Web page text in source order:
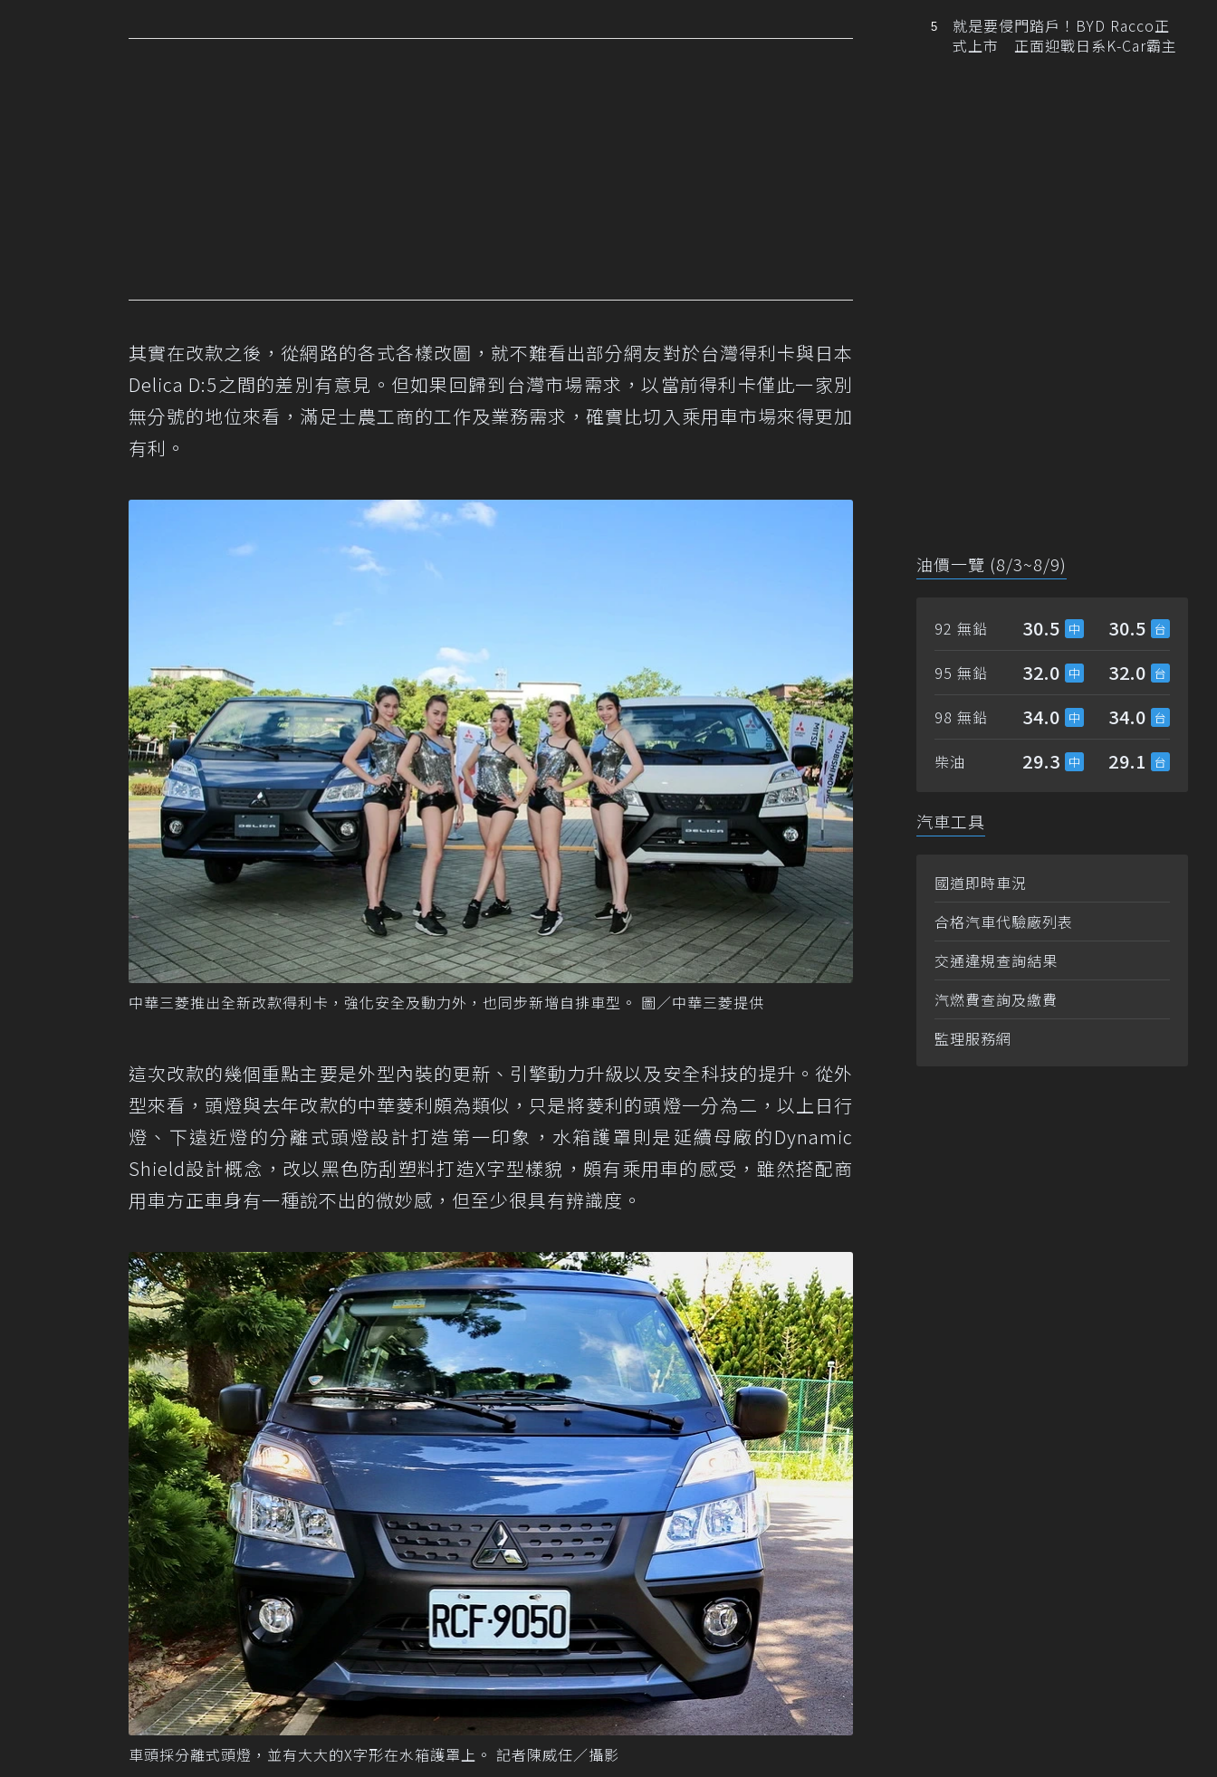
其實在改款之後，從網路的各式各樣改圖，就不難看出部分網友對於台灣得利卡與日本
Delica D:5之間的差別有意見。但如果回歸到台灣市場需求，以當前得利卡僅此一家別
無分號的地位來看，滿足士農工商的工作及業務需求，確實比切入乘用車市場來得更加
有利。
中華三菱推出全新改款得利卡，強化安全及動力外，也同步新增自排車型。 圖／中華三菱提供
這次改款的幾個重點主要是外型內裝的更新、引擎動力升級以及安全科技的提升。從外
型來看，頭燈與去年改款的中華菱利頗為類似，只是將菱利的頭燈一分為二，以上日行
燈、下遠近燈的分離式頭燈設計打造第一印象，水箱護罩則是延續母廠的Dynamic
Shield設計概念，改以黑色防刮塑料打造X字型樣貌，頗有乘用車的感受，雖然搭配商
用車方正車身有一種說不出的微妙感，但至少很具有辨識度。
車頭採分離式頭燈，並有大大的X字形在水箱護罩上。 記者陳威任／攝影
就是要侵門踏戶！BYD Racco正
式上市 正面迎戰日系K-Car霸主
油價一覽 (8/3~8/9)
92 無鉛 30.5 30.5
95 無鉛 32.0 32.0
98 無鉛 34.0 34.0
柴油 29.3 29.1
汽車工具
國道即時車況
合格汽車代驗廠列表
交通違規查詢結果
汽燃費查詢及繳費
監理服務網